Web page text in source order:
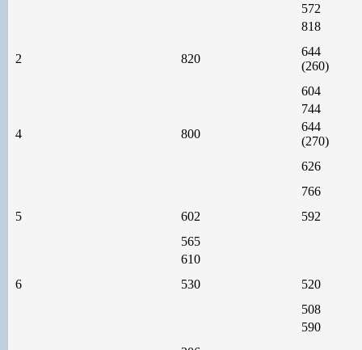
572
818
2 820
644
(260)
604
744
4
800
644
(270)
626
766
5
602
592
565
610
6
530
520
508
590